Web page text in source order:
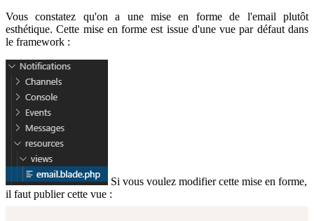
Vous constatez qu'on a une mise en forme de l'email plutôt
esthétique. Cette mise en forme est issue d'une vue par défaut dans
le framework :
Si vous voulez modifier cette mise en forme,
il faut publier cette vue :